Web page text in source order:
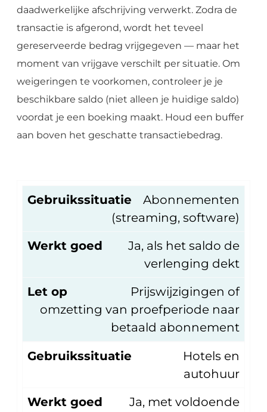
daadwerkelijke afschrijving verwerkt. Zodra de
transactie is afgerond, wordt het teveel
gereserveerde bedrag vrijgegeven — maar het
moment van vrijgave verschilt per situatie. Om
weigeringen te voorkomen, controleer je je
beschikbare saldo (niet alleen je huidige saldo)
voordat je een boeking maakt. Houd een buffer
aan boven het geschatte transactiebedrag.
Gebruikssituatie
Abonnementen
(streaming, software)
Werkt goed
Ja, als het saldo de
verlenging dekt
Let op
Prijswijzigingen of
omzetting van proefperiode naar
betaald abonnement
Gebruikssituatie
Hotels en
autohuur
Werkt goed
Ja, met voldoende